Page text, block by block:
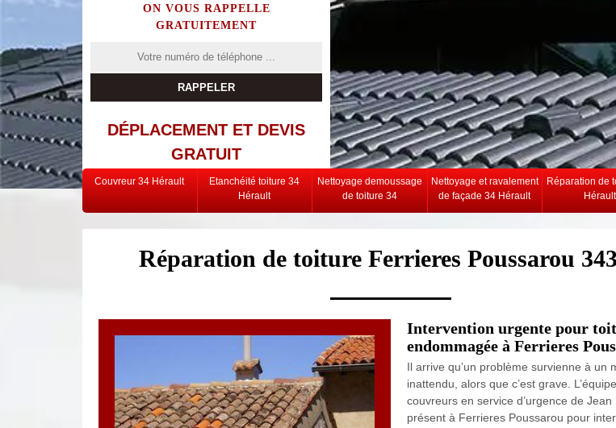
ON VOUS RAPPELLE
GRATUITEMENT
DÉPLACEMENT ET DEVIS
GRATUIT
Couvreur 34 Hérault
Etanchéité toiture 34
Hérault
Nettoyage demoussage
de toiture 34
Nettoyage et ravalement
de façade 34 Hérault
Réparation de
Hérault
Réparation de toiture Ferrieres Poussarou
Intervention urgente pour
endommagée à Ferrieres
Il arrive qu’un problème survienne à un
inattendu, alors que c’est grave.
couvreurs en service d’urgence de Jean
présent à Ferrieres Poussarou pour